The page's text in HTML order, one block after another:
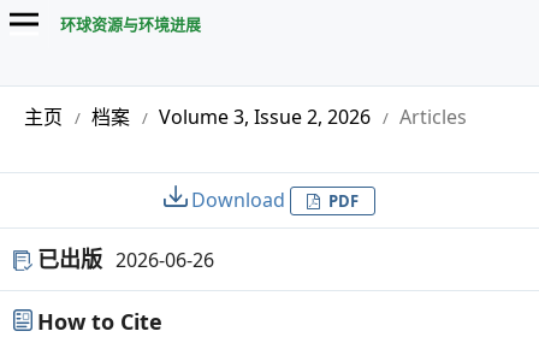
环球资源与环境进展
主页 / 档案 / Volume 3, Issue 2, 2026 / Articles
Download PDF
已出版 2026-06-26
How to Cite